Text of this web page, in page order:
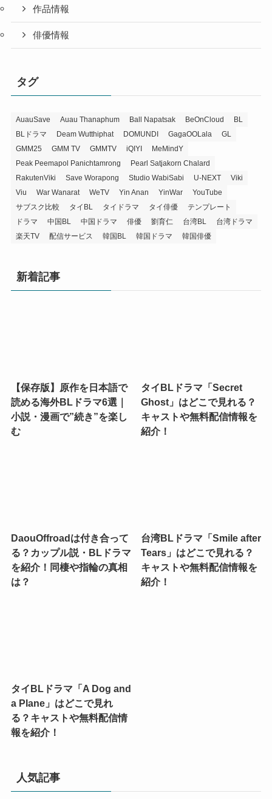
作品情報
俳優情報
タグ
AuauSave Auau Thanaphum Ball Napatsak BeOnCloud
BL
BLドラマ
Deam Wutthiphat DOMUNDI GagaOOLala
GL
GMM25
GMM TV GMMTV iQIYI
MeMindY
Peak Peemapol Panichtamrong
Pearl Satjakorn Chalard
RakutenViki
Save Worapong Studio WabiSabi U-NEXT
Viki
Viu
War Wanarat WeTV Yin Anan YinWar
YouTube
サブスク比較
タイBL タイドラマ タイ俳優
テンプレート
ドラマ
中国BL 中国ドラマ 俳優 劉育仁 台湾BL
台湾ドラマ
楽天TV
配信サービス 韓国BL 韓国ドラマ 韓国俳優
新着記事
【保存版】原作を日本語で
読める海外BLドラマ6選｜
小説・漫画で”続き”を楽し
む
タイBLドラマ「Secret
Ghost」はどこで見れる？
キャストや無料配信情報を
紹介！
DaouOffroadは付き合って
る？カップル説・BLドラマ
を紹介！同棲や指輪の真相
は？
台湾BLドラマ「Smile after
Tears」はどこで見れる？
キャストや無料配信情報を
紹介！
タイBLドラマ「A Dog and
a Plane」はどこで見れ
る？キャストや無料配信情
報を紹介！
人気記事